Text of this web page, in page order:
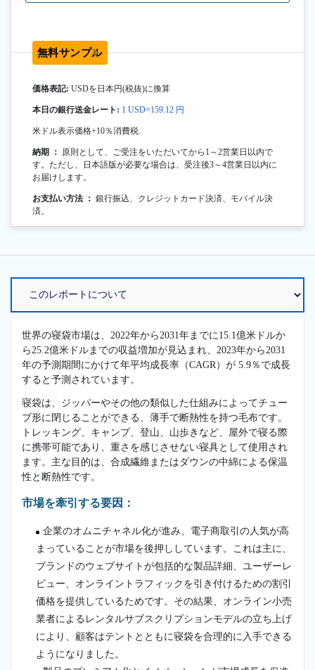
無料サンプル
価格表記: USDを日本円(税抜)に換算
本日の銀行送金レート: 1 USD=159.12 円
米ドル表示価格+10％消費税.
納期 ： 原則として、ご受注をいただいてから1～2営業日以内で
す。ただし、日本語版が必要な場合は、受注後3～4営業日以内に
お届けします。
お支払い方法 ： 銀行振込、クレジットカード決済、モバイル決
済。
世界の寝袋市場は、2022年から2031年までに15.1億米ドルか
ら25.2億米ドルまでの収益増加が見込まれ、2023年から2031
年の予測期間にかけて年平均成長率（CAGR）が 5.9％で成長
すると予測されています。
寝袋は、ジッパーやその他の類似した仕組みによってチュー
ブ形に閉じることができる、薄手で断熱性を持つ毛布です。
トレッキング、キャンプ、登山、山歩きなど、屋外で寝る際
に携帯可能であり、重さを感じさせない寝具として使用され
ます。主な目的は、合成繊維またはダウンの中綿による保温
性と断熱性です。
市場を牽引する要因：
企業のオムニチャネル化が進み、電子商取引の人気が高
まっていることが市場を後押ししています。これは主に、
ブランドのウェブサイトが包括的な製品詳細、ユーザーレ
ビュー、オンライントラフィックを引き付けるための割引
価格を提供しているためです。その結果、オンライン小売
業者によるレンタルサブスクリプションモデルの立ち上げ
により、顧客はテントとともに寝袋を合理的に入手できる
ようになりました。